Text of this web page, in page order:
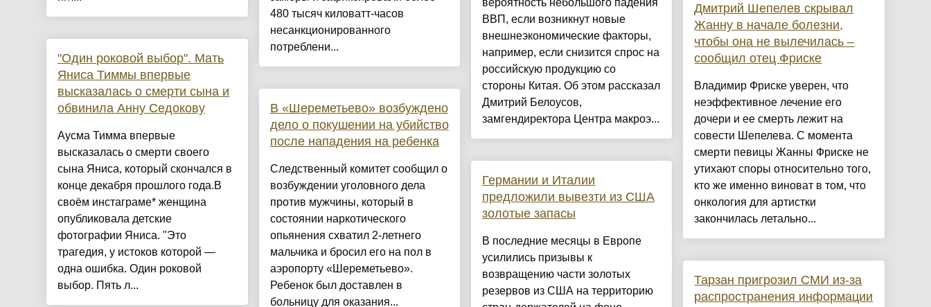
"Один роковой выбор". Мать
Яниса Тиммы впервые
высказалась о смерти сына и
обвинила Анну Седокову
Аусма Тимма впервые
высказалась о смерти своего
сына Яниса, который скончался в
конце декабря прошлого года.В
своём инстаграме* женщина
опубликовала детские
фотографии Яниса. "Это
трагедия, у истоков которой —
одна ошибка. Один роковой
выбор. Пять л...
480 тысяч киловатт-часов
несанкционированного
потреблени...
В «Шереметьево» возбуждено
дело о покушении на убийство
после нападения на ребенка
Следственный комитет сообщил о
возбуждении уголовного дела
против мужчины, который в
состоянии наркотического
опьянения схватил 2-летнего
мальчика и бросил его на пол в
аэропорту «Шереметьево».
Ребенок был доставлен в
больницу для оказания...
вероятность небольшого падения
ВВП, если возникнут новые
внешнеэкономические факторы,
например, если снизится спрос на
российскую продукцию со
стороны Китая. Об этом рассказал
Дмитрий Белоусов,
замгендиректора Центра макроэ...
Германии и Италии
предложили вывезти из США
золотые запасы
В последние месяцы в Европе
усилились призывы к
возвращению части золотых
резервов из США на территорию
Дмитрий Шепелев скрывал
Жанну в начале болезни,
чтобы она не вылечилась –
сообщил отец Фриске
Владимир Фриске уверен, что
неэффективное лечение его
дочери и ее смерть лежит на
совести Шепелева. С момента
смерти певицы Жанны Фриске не
утихают споры относительно того,
кто же именно виноват в том, что
онкология для артистки
закончилась летально...
Тарзан пригрозил СМИ из-за
распространения информации